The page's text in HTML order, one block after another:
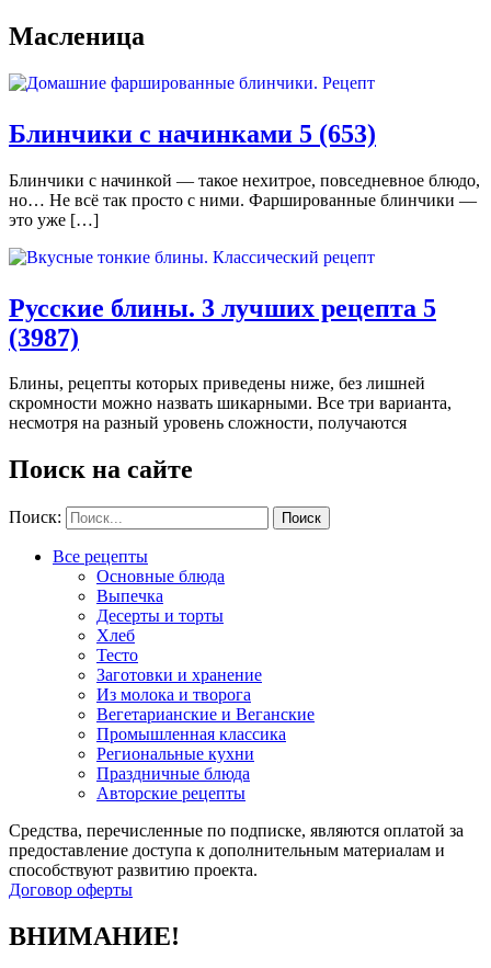
Масленица
Блинчики с начинками 5 (653)
Блинчики с начинкой — такое нехитрое, повседневное блюдо,
но… Не всё так просто с ними. Фаршированные блинчики —
это уже […]
Русские блины. 3 лучших рецепта 5
(3987)
Блины, рецепты которых приведены ниже, без лишней
скромности можно назвать шикарными. Все три варианта,
несмотря на разный уровень сложности, получаются
Поиск на сайте
Поиск:
Все рецепты
Основные блюда
Выпечка
Десерты и торты
Хлеб
Тесто
Заготовки и хранение
Из молока и творога
Вегетарианские и Веганские
Промышленная классика
Региональные кухни
Праздничные блюда
Авторские рецепты
Средства, перечисленные по подписке, являются оплатой за
предоставление доступа к дополнительным материалам и
способствуют развитию проекта.
Договор оферты
ВНИМАНИЕ!